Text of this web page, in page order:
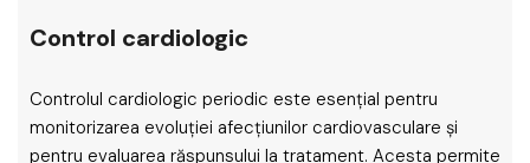
Control cardiologic
Controlul cardiologic periodic este esențial pentru
monitorizarea evoluției afecțiunilor cardiovasculare și
pentru evaluarea răspunsului la tratament. Acesta permite